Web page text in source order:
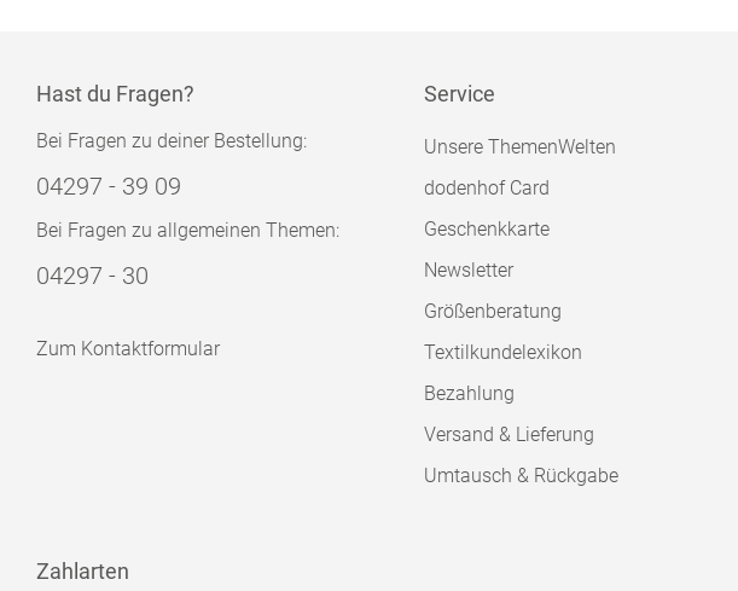
Hast du Fragen?
Bei Fragen zu deiner Bestellung:
04297 - 39 09
Bei Fragen zu allgemeinen Themen:
04297 - 30
Zum Kontaktformular
Service
Unsere ThemenWelten
dodenhof Card
Geschenkkarte
Newsletter
Größenberatung
Textilkundelexikon
Bezahlung
Versand & Lieferung
Umtausch & Rückgabe
Zahlarten